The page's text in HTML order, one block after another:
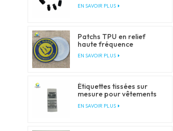
et cordons élastiques
EN SAVOIR PLUS
Patchs TPU en relief
haute fréquence
vêtements
EN SAVOIR PLUS
Étiquettes tissées sur
mesure pour vêtements
EN SAVOIR PLUS